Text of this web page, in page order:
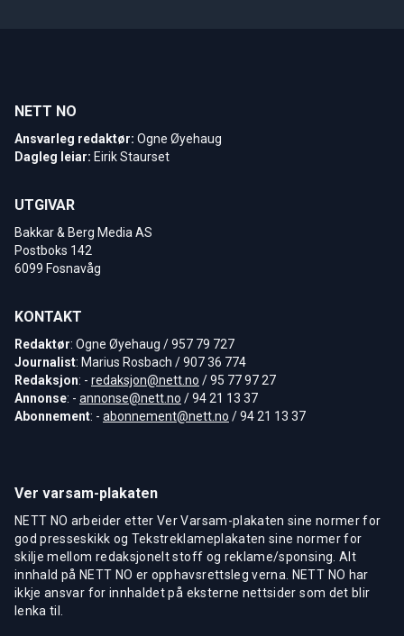
NETT NO
Ansvarleg redaktør: Ogne Øyehaug
Dagleg leiar: Eirik Staurset
UTGIVAR
Bakkar & Berg Media AS
Postboks 142
6099 Fosnavåg
KONTAKT
Redaktør: Ogne Øyehaug / 957 79 727
Journalist: Marius Rosbach / 907 36 774
Redaksjon: - redaksjon@nett.no / 95 77 97 27
Annonse: - annonse@nett.no / 94 21 13 37
Abonnement: - abonnement@nett.no / 94 21 13 37
Ver varsam-plakaten
NETT NO arbeider etter Ver Varsam-plakaten sine normer for
god presseskikk og Tekstreklameplakaten sine normer for
skilje mellom redaksjonelt stoff og reklame/sponsing. Alt
innhald på NETT NO er opphavsrettsleg verna. NETT NO har
ikkje ansvar for innhaldet på eksterne nettsider som det blir
lenka til.